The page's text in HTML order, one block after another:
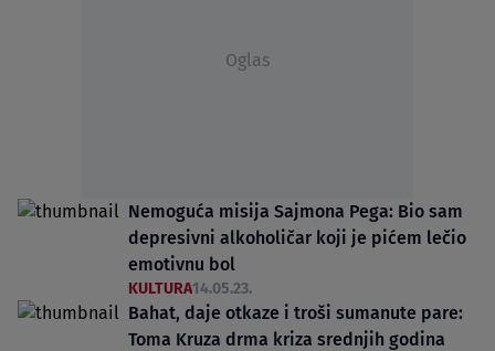
Oglas
Nemoguća misija Sajmona Pega: Bio sam
depresivni alkoholičar koji je pićem lečio
emotivnu bol
KULTURA14.05.23.
Bahat, daje otkaze i troši sumanute pare:
Toma Kruza drma kriza srednjih godina